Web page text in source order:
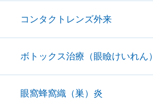
コンタクトレンズ外来
ボトックス治療（眼瞼けいれん）
眼窩蜂窩織（巣）炎